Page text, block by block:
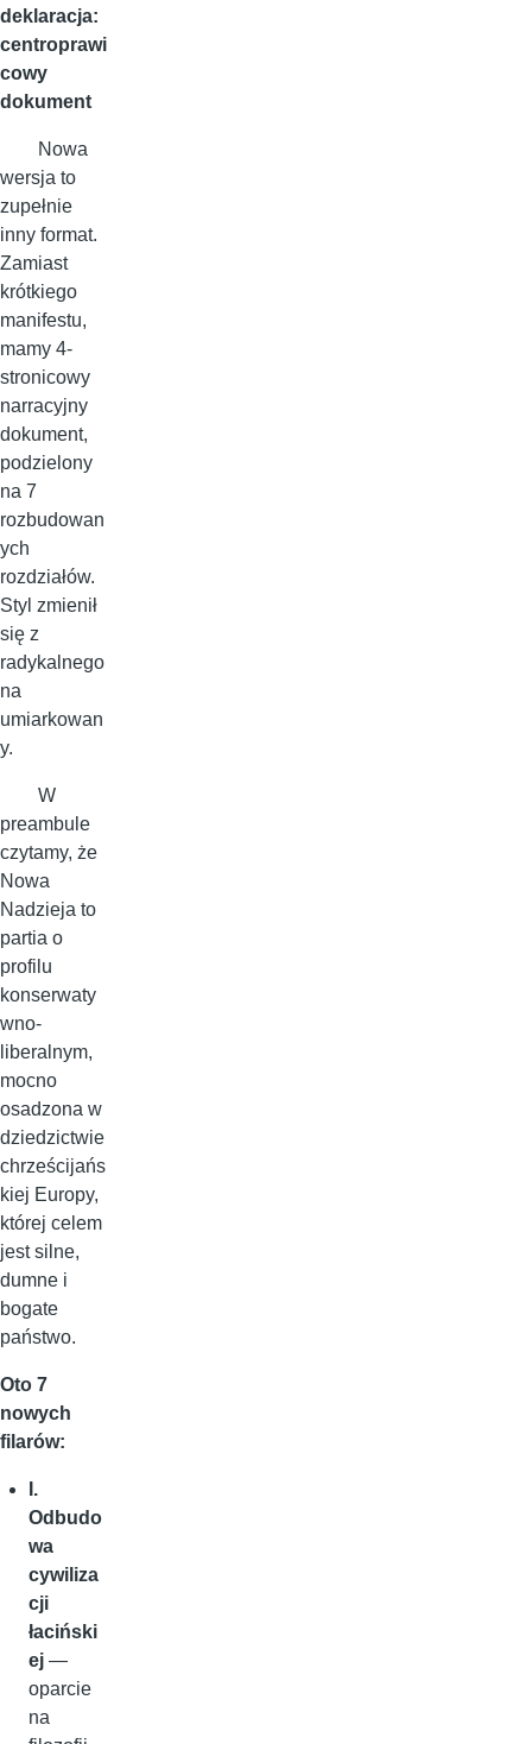
deklaracja:
centroprawi
cowy
dokument
Nowa
wersja to
zupełnie
inny format.
Zamiast
krótkiego
manifestu,
mamy 4-
stronicowy
narracyjny
dokument,
podzielony
na 7
rozbudowan
ych
rozdziałów.
Styl zmienił
się z
radykalnego
na
umiarkowan
y.
W
preambule
czytamy, że
Nowa
Nadzieja to
partia o
profilu
konserwaty
wno-
liberalnym,
mocno
osadzona w
dziedzictwie
chrześcijańs
kiej Europy,
której celem
jest silne,
dumne i
bogate
państwo.
Oto 7
nowych
filarów:
I.
Odbudo
wa
cywiliza
cji
łaciński
ej —
oparcie
na